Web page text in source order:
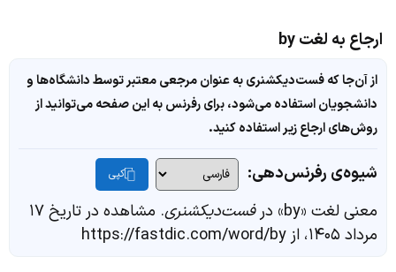
ارجاع به لغت by
از آن‌جا که فست‌دیکشنری به عنوان مرجعی معتبر توسط دانشگاه‌ها و
دانشجویان استفاده می‌شود، برای رفرنس به این صفحه می‌توانید از
روش‌های ارجاع زیر استفاده کنید.
شیوه‌ی رفرنس‌دهی: کپی
معنی لغت «by» در فست‌دیکشنری
. مشاهده در تاریخ ۱۷
مرداد ۱۴۰۵، از https://fastdic.com/word/by